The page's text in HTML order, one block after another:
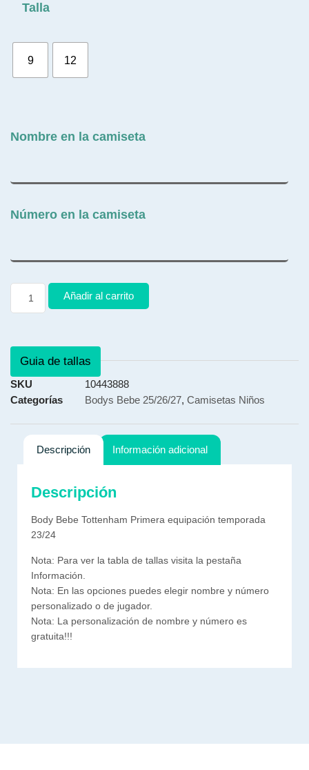
Talla
9 12
Nombre en la camiseta
Número en la camiseta
Añadir al carrito
Guia de tallas
SKU
10443888
Categorías
Bodys Bebe 25/26/27, Camisetas Niños
Descripción Información adicional
Descripción
Body Bebe Tottenham Primera equipación temporada
23/24
Nota: Para ver la tabla de tallas visita la pestaña
Información.
Nota: En las opciones puedes elegir nombre y número
personalizado o de jugador.
Nota: La personalización de nombre y número es
gratuita!!!